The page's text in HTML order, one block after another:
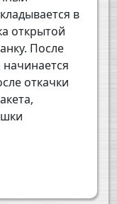
в
открытой
После
откачки